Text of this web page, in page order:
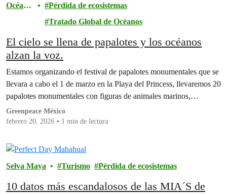
Océano
Pérdida de ecosistemas
Tratado Global de Océanos
El cielo se llena de papalotes y los océanos
alzan la voz.
Estamos organizando el festival de papalotes monumentales que se
llevara a cabo el 1 de marzo en la Playa del Princess, llevaremos 20
papalotes monumentales con figuras de animales marinos,…
Greenpeace México
febrero 20, 2026
1 min de lectura
Selva Maya Turismo Pérdida de ecosistemas
10 datos más escandalosos de las MIA´S de